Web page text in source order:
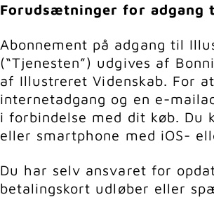
Forudsætninger for adgang
Abonnement på adgang til
(“Tjenesten”) udgives af
af Illustreret Videnskab. For
internetadgang og en e-
i forbindelse med dit køb. Du
eller smartphone med iOS-
Du har selv ansvaret for
betalingskort udløber eller